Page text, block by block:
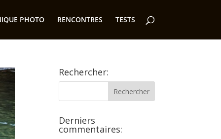
PHOTO RENCONTRES TESTS
Rechercher:
Derniers
commentaires: